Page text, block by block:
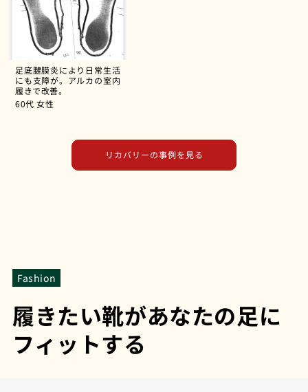
足底腱膜炎により日常生活
にも支障が。アルカの室内
履きで改善。
60代 女性
リカバリーの事例を見る
Fashion
履きたい靴があなたの足に
フィットする